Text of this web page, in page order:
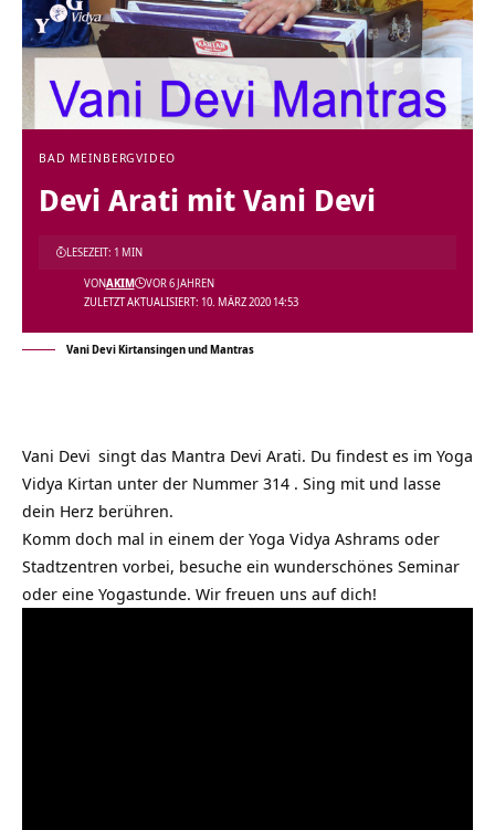
BAD MEINBERGVIDEO
Devi Arati mit Vani Devi
ZULETZT AKTUALISIERT: 10. MÄRZ 2020 14:53
VONAKIM VOR 6 JAHREN
LESEZEIT: 1 MIN
Vani Devi Kirtansingen und Mantras
Vani Devi singt das Mantra Devi Arati. Du findest es im Yoga
Vidya Kirtan unter der Nummer 314 . Sing mit und lasse
dein Herz berühren.
Komm doch mal in einem der Yoga Vidya Ashrams oder
Stadtzentren vorbei, besuche ein wunderschönes Seminar
oder eine Yogastunde. Wir freuen uns auf dich!